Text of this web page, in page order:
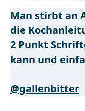
Man stirbt an
die
2 Punkt
kann und
@gallenbitter